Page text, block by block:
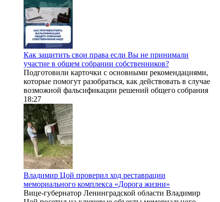
Как защитить свои права если Вы не принимали
участие в общем собрании собственников?
Подготовили карточки с основными рекомендациями,
которые помогут разобраться, как действовать в случае
возможной фальсификации решений общего собрания
18:27
Владимир Цой проверил ход реставрации
мемориального комплекса «Дорога жизни»
Вице-губернатор Ленинградской области Владимир